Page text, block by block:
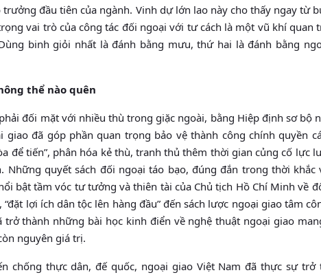
đầu tiên của ngành. Vinh dự lớn lao này cho thấy ngay từ
vai trò của công tác đối ngoại với tư cách là một vũ khí quan
binh giỏi nhất là đánh bằng mưu, thứ hai là đánh bằng
thể nào quên
đối mặt với nhiều thù trong giặc ngoài, bằng Hiệp định sơ bộ
giao đã góp phần quan trọng bảo vệ thành công chính quyền
để tiến”, phân hóa kẻ thù, tranh thủ thêm thời gian củng cố lực
Những quyết sách đối ngoại táo bạo, đúng đắn trong thời khắc
bật tầm vóc tư tưởng và thiên tài của Chủ tịch Hồ Chí Minh về
“đặt lợi ích dân tộc lên hàng đầu” đến sách lược ngoại giao tâm
trở thành những bài học kinh điển về nghệ thuật ngoại giao
nguyên giá trị.
chống thực dân, đế quốc, ngoại giao Việt Nam đã thực sự